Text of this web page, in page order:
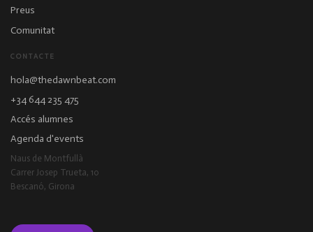
Preus
Comunitat
CONTACTE
hola@thedawnbeat.com
+34 644 235 475
Accés alumnes
Agenda d'events
Naus de Montfullà
Carrer Josep Trueta, 10
Bescanó, Girona